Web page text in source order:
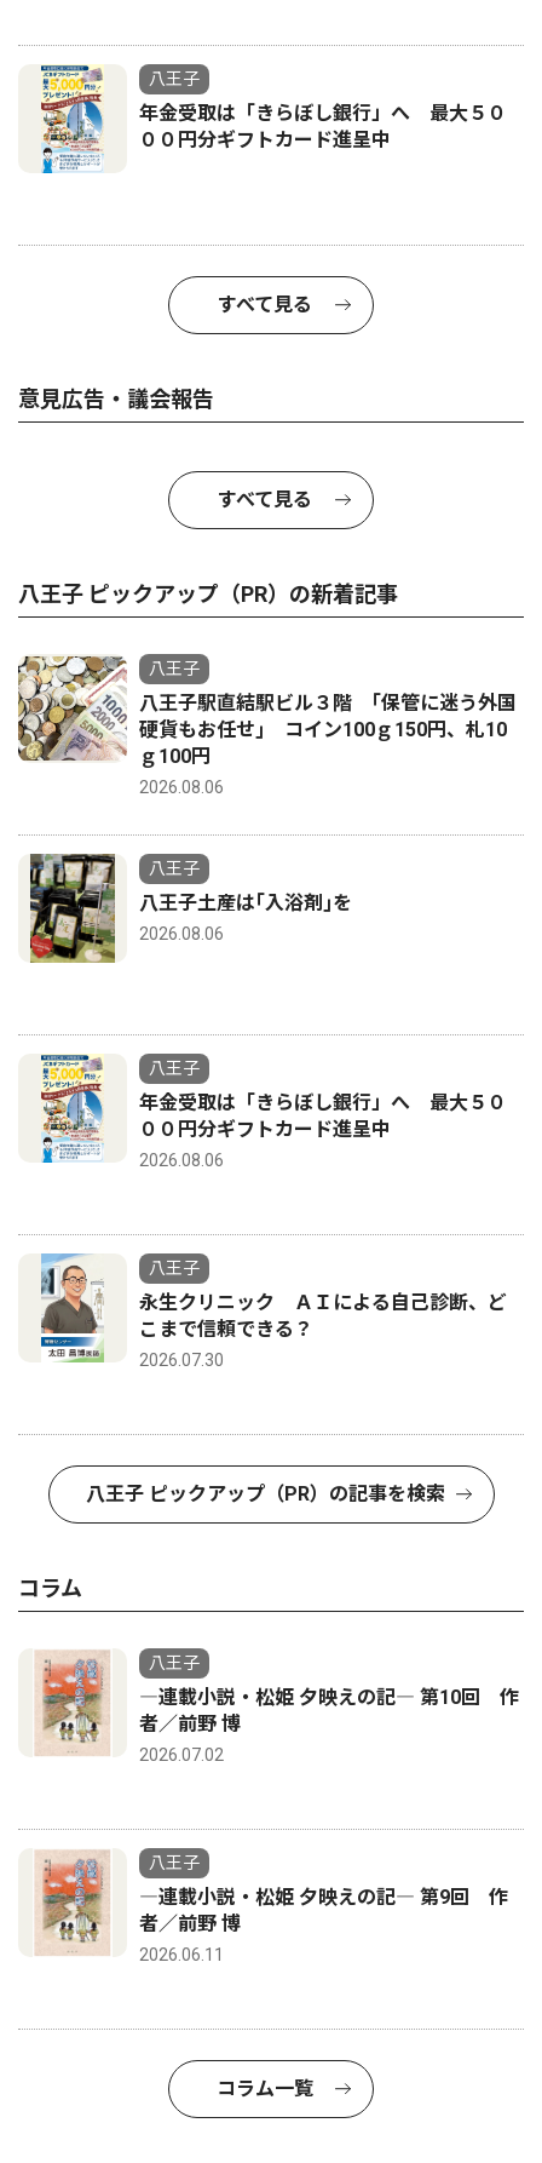
八王子
年金受取は「きらぼし銀行」へ 最大５０
００円分ギフトカード進呈中
すべて見る
意見広告・議会報告
すべて見る
八王子 ピックアップ（PR）の新着記事
八王子
八王子駅直結駅ビル３階 ｢保管に迷う外国
硬貨もお任せ｣ コイン100ｇ150円、札10
ｇ100円
2026.08.06
八王子
八王子土産は｢入浴剤｣を
2026.08.06
八王子
年金受取は「きらぼし銀行」へ 最大５０
００円分ギフトカード進呈中
2026.08.06
八王子
永生クリニック ＡＩによる自己診断、ど
こまで信頼できる？
2026.07.30
八王子 ピックアップ（PR）の記事を検索
コラム
八王子
―連載小説・松姫 夕映えの記― 第10回 作
者／前野 博
2026.07.02
八王子
―連載小説・松姫 夕映えの記― 第9回 作
者／前野 博
2026.06.11
コラム一覧